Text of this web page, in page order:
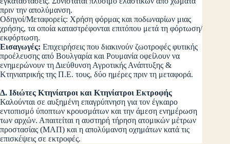
πριν την απολύμανση.
Οδηγοί/Μεταφορείς: Χρήση φόρμας και ποδωναρίων μιας
χρήσης, τα οποία καταστρέφονται επιτόπου μετά τη φόρτωση/
εκφόρτωση.
Εισαγωγές: Επιχειρήσεις που διακινούν ζωοτροφές φυτικής
προέλευσης από Βουλγαρία και Ρουμανία οφείλουν να
ενημερώνουν τη Διεύθυνση Αγροτικής Ανάπτυξης &
Κτηνιατρικής της Π.Ε. τους, δύο ημέρες πριν τη μεταφορά.
Δ. Ιδιώτες Κτηνίατροι και Κτηνίατροι Εκτροφής
Καλούνται σε αυξημένη επαγρύπνηση για τον έγκαιρο
εντοπισμό ύποπτων κρουσμάτων και την άμεση ενημέρωση
των αρχών. Απαιτείται η αυστηρή τήρηση ατομικών μέτρων
προστασίας (ΜΑΠ) και η απολύμανση οχημάτων κατά τις
επισκέψεις σε εκτροφές.